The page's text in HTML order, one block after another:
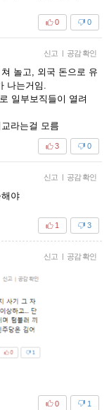
0
0
신고 | 공감 확인
놀고, 외국 돈으로 유
나는거임.
일부보직들이 열려
라는걸 모름
0
3
신고 | 공감 확인
야
3
1
신고 | 공감 확인
1
0